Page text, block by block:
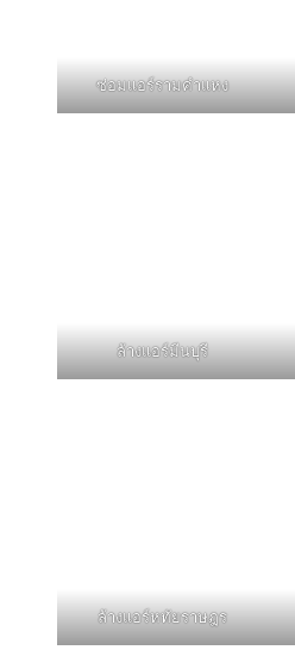
ซ่อมแอร์รามคำแหง
ล้างแอร์มีนบุรี
ล้างแอร์หทัยราษฎร